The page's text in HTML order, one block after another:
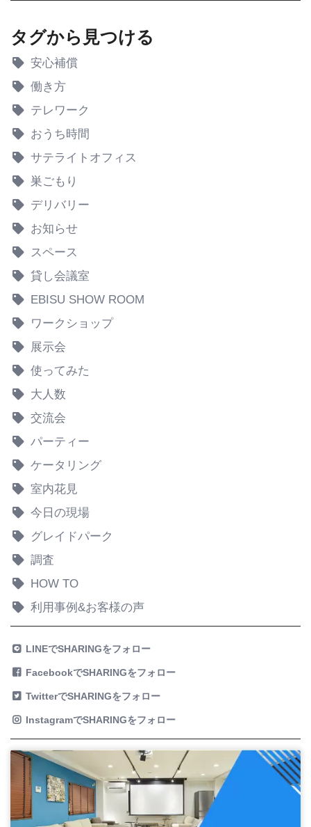
タグから見つける
安心補償
働き方
テレワーク
おうち時間
サテライトオフィス
巣ごもり
デリバリー
お知らせ
スペース
貸し会議室
EBISU SHOW ROOM
ワークショップ
展示会
使ってみた
大人数
交流会
パーティー
ケータリング
室内花見
今日の現場
グレイドパーク
調査
HOW TO
利用事例&お客様の声
LINEでSHARINGをフォロー
FacebookでSHARINGをフォロー
TwitterでSHARINGをフォロー
InstagramでSHARINGをフォロー